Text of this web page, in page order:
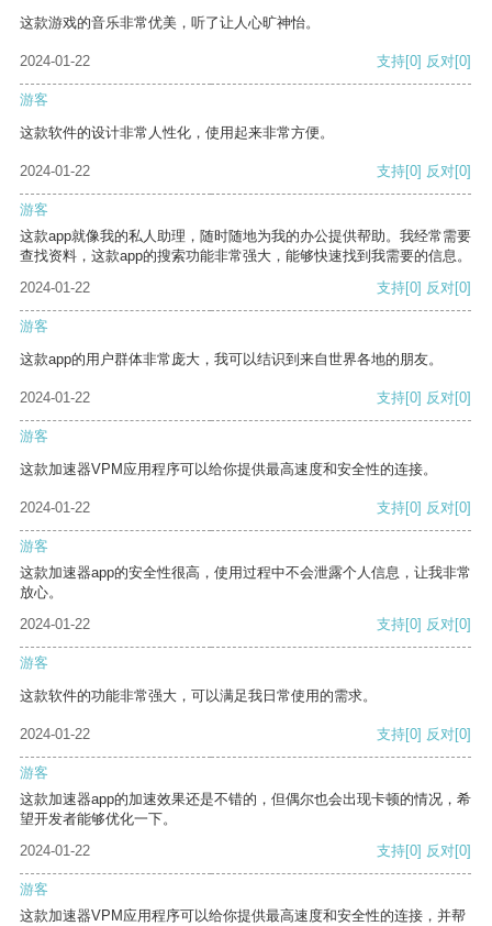
这款游戏的音乐非常优美，听了让人心旷神怡。
2024-01-22 支持[0] 反对[0]
游客
这款软件的设计非常人性化，使用起来非常方便。
2024-01-22 支持[0] 反对[0]
游客
这款app就像我的私人助理，随时随地为我的办公提供帮助。我经常需要
查找资料，这款app的搜索功能非常强大，能够快速找到我需要的信息。
2024-01-22
支持[0] 反对[0]
游客
这款app的用户群体非常庞大，我可以结识到来自世界各地的朋友。
2024-01-22 支持[0] 反对[0]
游客
这款加速器VPM应用程序可以给你提供最高速度和安全性的连接。
2024-01-22 支持[0] 反对[0]
游客
这款加速器app的安全性很高，使用过程中不会泄露个人信息，让我非常
放心。
2024-01-22
支持[0] 反对[0]
游客
这款软件的功能非常强大，可以满足我日常使用的需求。
2024-01-22 支持[0] 反对[0]
游客
这款加速器app的加速效果还是不错的，但偶尔也会出现卡顿的情况，希
望开发者能够优化一下。
2024-01-22
支持[0] 反对[0]
游客
这款加速器VPM应用程序可以给你提供最高速度和安全性的连接，并帮